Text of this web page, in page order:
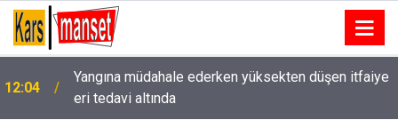
12:04
Yangına müdahale ederken yüksekten düşen itfaiye
eri tedavi altında
Samsun’da puslu hava